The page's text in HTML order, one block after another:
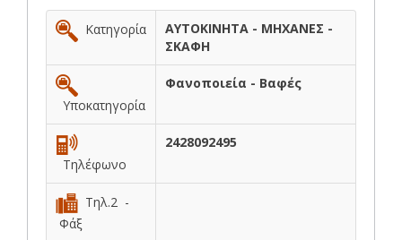
Κατηγορία
ΑΥΤΟΚΙΝΗΤΑ - ΜΗΧΑΝΕΣ -
ΣΚΑΦΗ
Υποκατηγορία
Φανοποιεία - Βαφές
Τηλέφωνο
2428092495
Τηλ.2 -
Φάξ